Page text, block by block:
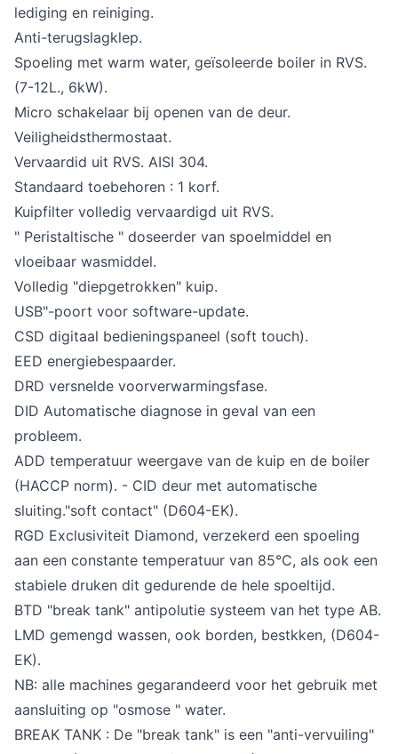
lediging en reiniging.
Anti-terugslagklep.
Spoeling met warm water, geïsoleerde boiler in RVS.
(7-12L., 6kW).
Micro schakelaar bij openen van de deur.
Veiligheidsthermostaat.
Vervaardid uit RVS. AISI 304.
Standaard toebehoren : 1 korf.
Kuipfilter volledig vervaardigd uit RVS.
" Peristaltische " doseerder van spoelmiddel en
vloeibaar wasmiddel.
Volledig "diepgetrokken" kuip.
USB"-poort voor software-update.
CSD digitaal bedieningspaneel (soft touch).
EED energiebespaarder.
DRD versnelde voorverwarmingsfase.
DID Automatische diagnose in geval van een
probleem.
ADD temperatuur weergave van de kuip en de boiler
(HACCP norm). - CID deur met automatische
sluiting."soft contact" (D604-EK).
RGD Exclusiviteit Diamond, verzekerd een spoeling
aan een constante temperatuur van 85°C, als ook een
stabiele druken dit gedurende de hele spoeltijd.
BTD "break tank" antipolutie systeem van het type AB.
LMD gemengd wassen, ook borden, bestkken, (D604-
EK).
NB: alle machines gegarandeerd voor het gebruik met
aansluiting op "osmose " water.
BREAK TANK : De "break tank" is een "anti-vervuiling"